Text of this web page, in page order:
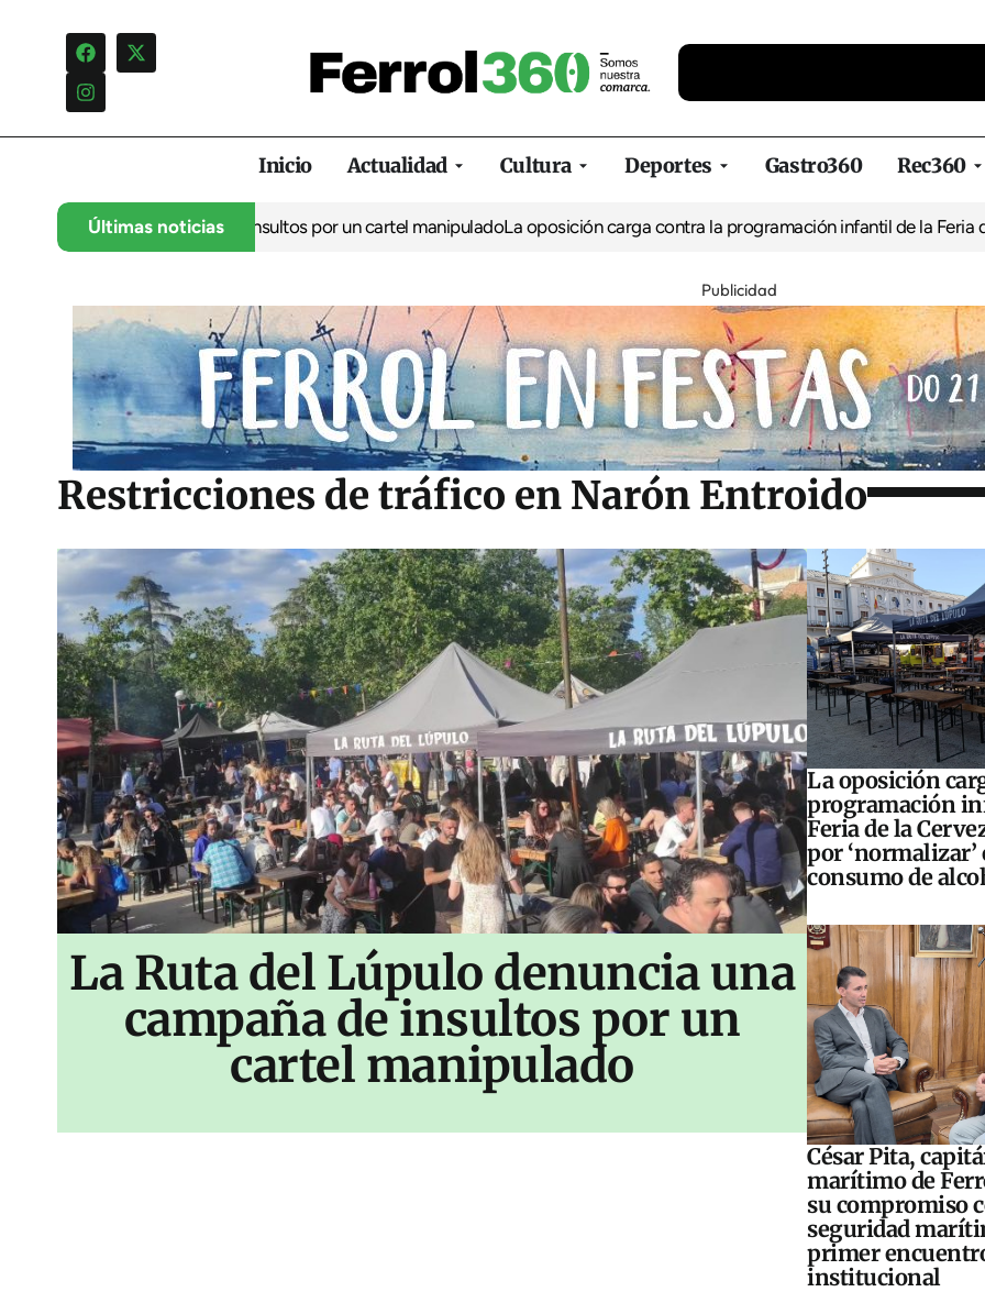
Inicio Actualidad Cultura Deportes Gastro360 Rec360
Últimas noticias
una campaña de insultos por un cartel manipuladoLa oposición carga contra la programación infantil de la Feria de la
Publicidad
Restricciones de tráfico en Narón Entroido
La Ruta del Lúpulo denuncia una
campaña de insultos por un
cartel manipulado
La oposición
programación
Feria de la
por ‘normalizar’
consumo de
César Pita,
marítimo de
su compromiso
seguridad
primer
institucional